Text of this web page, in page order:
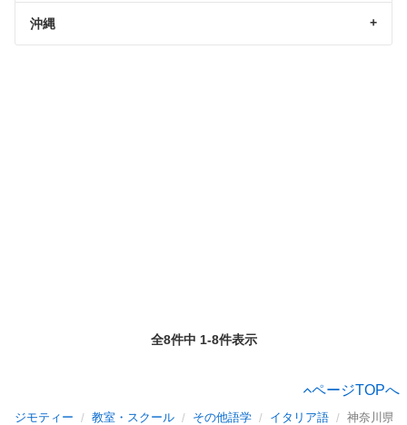
沖縄
全8件中 1-8件表示
ページTOPへ
ジモティー 教室・スクール その他語学 イタリア語 神奈川県